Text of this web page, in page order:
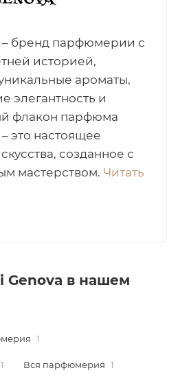
– бренд парфюмерии с
историей,
ароматы,
элегантность и
флакон парфюма
это настоящее
созданное с
мастерством. Читать
Genova в нашем
1
1 Вся парфюмерия 1